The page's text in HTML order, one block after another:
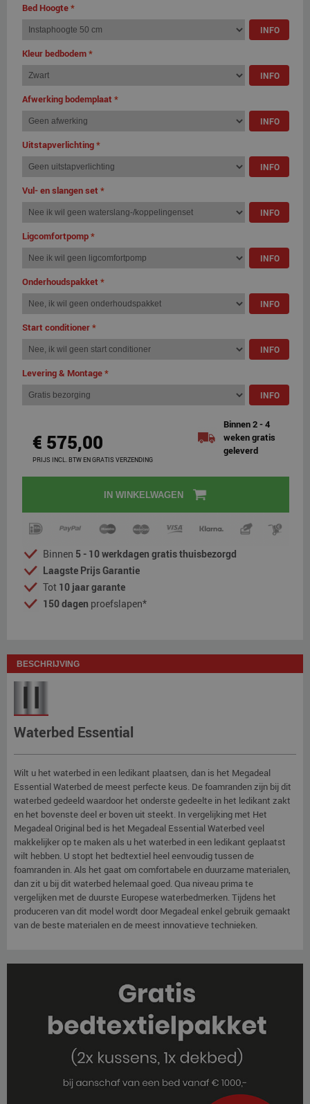
Bed Hoogte*
INFO
Kleur bedbodem*
INFO
Afwerking bodemplaat *
INFO
Uitstapverlichting*
INFO
Vul- en slangen set *
INFO
Ligcomfortpomp*
INFO
Onderhoudspakket *
INFO
Start conditioner*
INFO
Levering & Montage*
INFO
€ 575,00
PRIJS INCL. BTW EN GRATIS VERZENDING
Binnen 2 - 4
weken gratis
geleverd
IN WINKELWAGEN
Binnen 5 - 10 werkdagen gratis thuisbezorgd
Laagste Prijs Garantie
Tot 10 jaar garante
150 dagen proefslapen*
BESCHRIJVING
Waterbed Essential
Wilt u het waterbed in een ledikant plaatsen, dan is het Megadeal
Essential Waterbed de meest perfecte keus. De foamranden zijn bij dit
waterbed gedeeld waardoor het onderste gedeelte in het ledikant zakt
en het bovenste deel er boven uit steekt. In vergelijking met Het
Megadeal Original bed is het Megadeal Essential Waterbed veel
makkelijker op te maken als u het waterbed in een ledikant geplaatst
wilt hebben. U stopt het bedtextiel heel eenvoudig tussen de
foamranden in. Als het gaat om comfortabele en duurzame materialen,
dan zit u bij dit waterbed helemaal goed. Qua niveau prima te
vergelijken met de duurste Europese waterbedmerken. Tijdens het
produceren van dit model wordt door Megadeal enkel gebruik gemaakt
van de beste materialen en de meest innovatieve technieken.